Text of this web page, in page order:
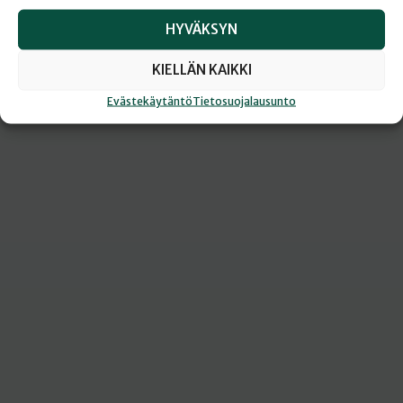
HYVÄKSYN
KIELLÄN KAIKKI
EvästekäytäntöTietosuojalausunto
Tilaan verkkolukuoikeuden